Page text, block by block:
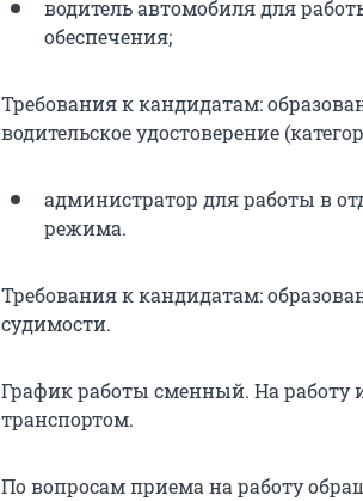
водитель автомобиля для
обеспечения;
Требования к кандидатам:
водительское удостоверение
администратор для работы в
режима.
Требования к кандидатам:
судимости.
График работы сменный. На работу
транспортом.
По вопросам приема на работу